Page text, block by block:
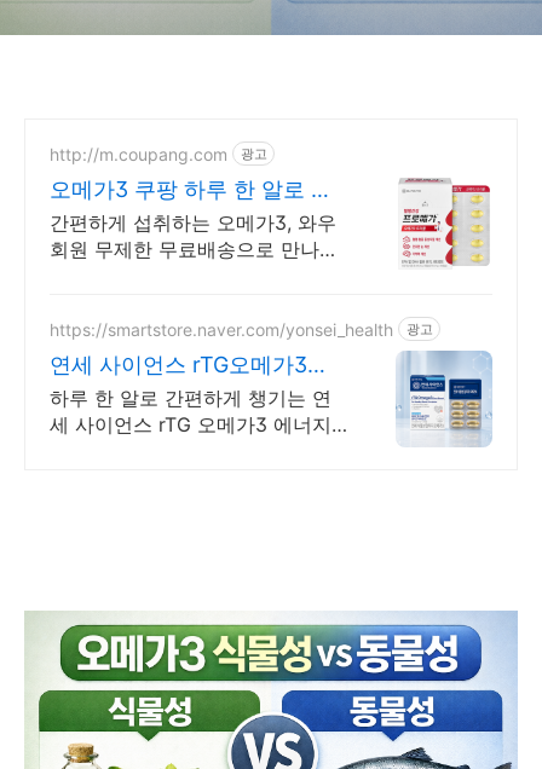
http://m.coupang.com 광고
오메가3 쿠팡 하루 한 알로 간
편하게
간편하게 섭취하는 오메가3, 와우
회원 무제한 무료배송으로 만나보
하세요.
https://smartstore.naver.com/yonsei_health 광고
연세 사이언스 rTG오메가3
8/3~8/9 에너지충전
하루 한 알로 간편하게 챙기는 연
세 사이언스 rTG 오메가3 에너지